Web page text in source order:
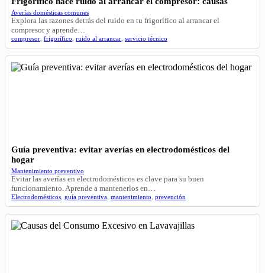
Averías domésticas comunes
Explora las razones detrás del ruido en tu frigorífico al arrancar el
compresor y aprende…
compresor frigorífico ruido al arrancar servicio técnico
Guía preventiva: evitar averías en electrodomésticos del
hogar
Mantenimiento preventivo
Evitar las averías en electrodomésticos es clave para su buen
funcionamiento. Aprende a mantenerlos en…
Electrodomésticos guía preventiva mantenimiento prevención